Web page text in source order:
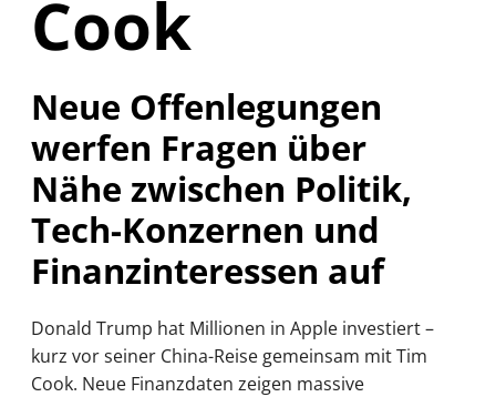
Cook
Neue Offenlegungen
werfen Fragen über
Nähe zwischen Politik,
Tech-Konzernen und
Finanzinteressen auf
Donald Trump hat Millionen in Apple investiert –
kurz vor seiner China-Reise gemeinsam mit Tim
Cook. Neue Finanzdaten zeigen massive